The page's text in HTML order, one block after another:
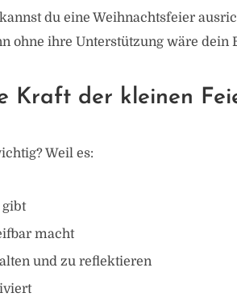
du eine Weihnachtsfeier
ohne ihre Unterstützung wäre dein
Kraft der kleinen
Weil es:
gibt
macht
und zu reflektieren